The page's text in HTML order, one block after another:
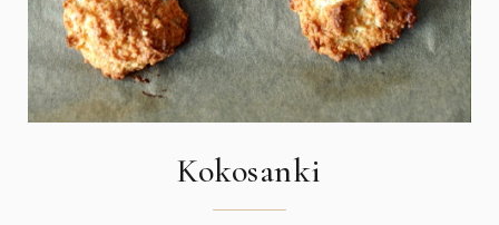
Kokosanki